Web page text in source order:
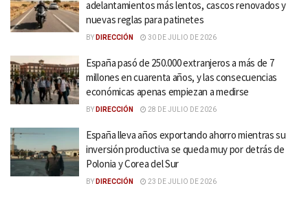
adelantamientos más lentos, cascos renovados y
nuevas reglas para patinetes
BY DIRECCIÓN 30 DE JULIO DE 2026
España pasó de 250.000 extranjeros a más de 7
millones en cuarenta años, y las consecuencias
económicas apenas empiezan a medirse
BY DIRECCIÓN 28 DE JULIO DE 2026
España lleva años exportando ahorro mientras su
inversión productiva se queda muy por detrás de
Polonia y Corea del Sur
BY DIRECCIÓN 23 DE JULIO DE 2026